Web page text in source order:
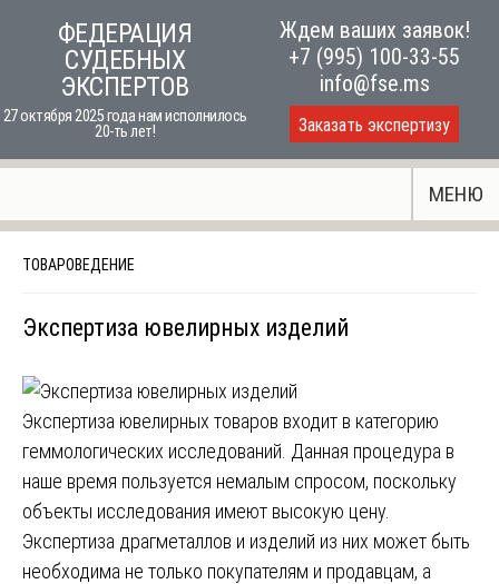
ФЕДЕРАЦИЯ
СУДЕБНЫХ
ЭКСПЕРТОВ
27 октября 2025 года нам исполнилось
20-ть лет!
Ждем ваших заявок!
+7 (995) 100-33-55
info@fse.ms
Заказать экспертизу
МЕНЮ
ТОВАРОВЕДЕНИЕ
Экспертиза ювелирных изделий
Экспертиза ювелирных товаров входит в категорию
геммологических исследований. Данная процедура в
наше время пользуется немалым спросом, поскольку
объекты исследования имеют высокую цену.
Экспертиза драгметаллов и изделий из них может быть
необходима не только покупателям и продавцам, а